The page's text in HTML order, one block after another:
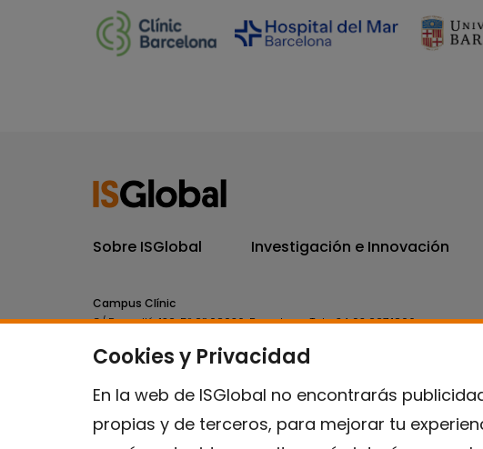
Cookies y Privacidad
En la web de ISGlobal no encontrarás
propias y de terceros, para mejorar tu
Sobre ISGlobal Investigación e Innovación
Campus Clínic
C/ Rosselló, 132, 5º 2ª 08036.Barcelona.Tel.+34 93 227 1806
Campus Mar
C/ Doctor Aiguader, 88. 08003.